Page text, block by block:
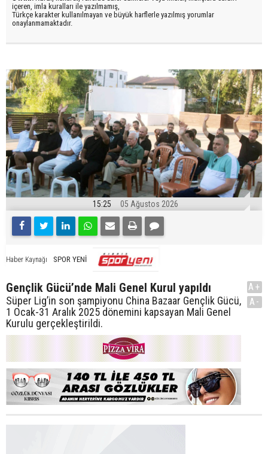
içeren, imla kuralları ile yazılmamış,
Türkçe karakter kullanılmayan ve büyük harflerle yazılmış yorumlar
onaylanmamaktadır.
15:25 05 Ağustos 2026
Haber Kaynağı SPOR YENİ
Gençlik Gücü’nde Mali Genel Kurul yapıldı
Süper Lig’in son şampiyonu China Bazaar Gençlik Gücü,
1 Ocak-31 Aralık 2025 dönemini kapsayan Mali Genel
Kurulu gerçekleştirildi.
A+
A-